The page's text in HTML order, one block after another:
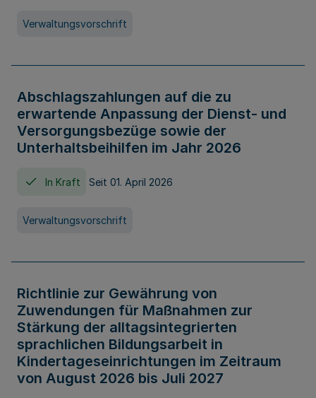
Verwaltungsvorschrift
Abschlagszahlungen auf die zu
erwartende Anpassung der Dienst- und
Versorgungsbezüge sowie der
Unterhaltsbeihilfen im Jahr 2026
In Kraft Seit 01. April 2026
Verwaltungsvorschrift
Richtlinie zur Gewährung von
Zuwendungen für Maßnahmen zur
Stärkung der alltagsintegrierten
sprachlichen Bildungsarbeit in
Kindertageseinrichtungen im Zeitraum
von August 2026 bis Juli 2027